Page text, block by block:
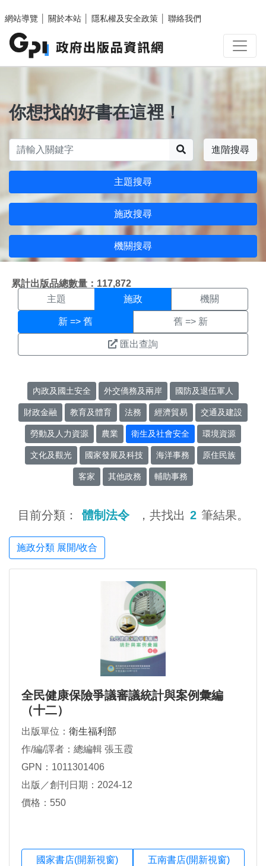
網站導覽
關於本站 隱私權及安全政策 聯絡我們
你想找的好書在這裡！
進階搜尋
主題搜尋
施政搜尋
機關搜尋
累計出版品總數量：117,872
施政搜尋結果頁面
主題 施政 機關
新 => 舊 舊 => 新
匯出查詢
內政及國土安全 外交僑務及兩岸 國防及退伍軍人
財政金融 教育及體育 法務 經濟貿易 交通及建設
勞動及人力資源 農業 衛生及社會安全 環境資源
文化及觀光 國家發展及科技 海洋事務 原住民族
客家 其他政務 輔助事務
目前分類： 體制法令 ，共找出 2 筆結果。
施政分類 展開/收合
全民健康保險爭議審議統計與案例彙編
（十二）
出版單位： 衛生福利部
作/編/譯者：總編輯 張玉霞
GPN：1011301406
出版／創刊日期：2024-12
價格：550
國家書店(開新視窗) 五南書店(開新視窗)